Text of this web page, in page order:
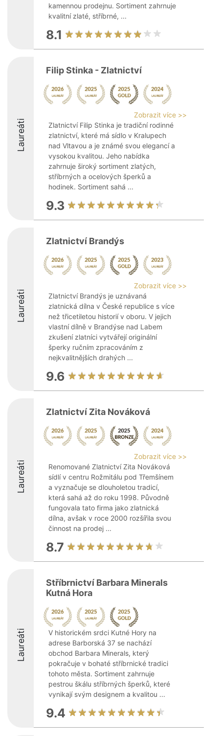
kamennou prodejnu. Sortiment zahrnuje
kvalitní zlaté, stříbrné, ...
8.1
Laureáti
Filip Stinka - Zlatnictví
Zobrazit více >>
Zlatnictví Filip Stinka je tradiční rodinné
zlatnictví, které má sídlo v Kralupech
nad Vltavou a je známé svou elegancí a
vysokou kvalitou. Jeho nabídka
zahrnuje široký sortiment zlatých,
stříbrných a ocelových šperků a
hodinek. Sortiment sahá ...
9.3
Laureáti
Zlatnictví Brandýs
Zobrazit více >>
Zlatnictví Brandýs je uznávaná
zlatnická dílna v České republice s více
než třicetiletou historií v oboru. V jejich
vlastní dílně v Brandýse nad Labem
zkušení zlatníci vytvářejí originální
šperky ručním zpracováním z
nejkvalitnějších drahých ...
9.6
Laureáti
Zlatnictví Zita Nováková
Zobrazit více >>
Renomované Zlatnictví Zita Nováková
sídlí v centru Rožmitálu pod Třemšínem
a vyznačuje se dlouholetou tradicí,
která sahá až do roku 1998. Původně
fungovala tato firma jako zlatnická
dílna, avšak v roce 2000 rozšířila svou
činnost na prodej ...
8.7
Laureáti
Stříbrnictví Barbara Minerals
Kutná Hora
V historickém srdci Kutné Hory na
adrese Barborská 37 se nachází
obchod Barbara Minerals, který
pokračuje v bohaté stříbrnické tradici
tohoto města. Sortiment zahrnuje
pestrou škálu stříbrných šperků, které
vynikají svým designem a kvalitou ...
9.4